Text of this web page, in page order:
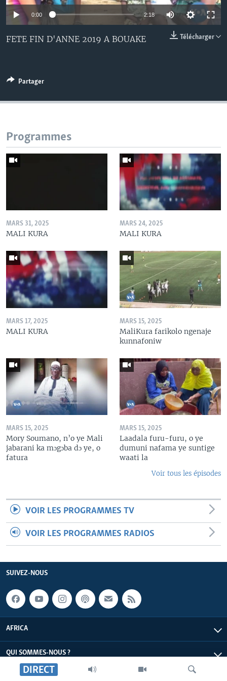
DIRECT
0:00 2:18
Télécharger
FETE FIN D'ANNE 2019 A BOUAKE
Partager
Programmes
MARS 31, 2025
MALI KURA
MARS 24, 2025
MALI KURA
MARS 17, 2025
MALI KURA
MARS 15, 2025
MaliKura farikolo ngenaje
kunnafoniw
MARS 15, 2025
Mory Soumano, n’o ye Mali
jabarani ka mɔgɔba dɔ ye, o
fatura
MARS 15, 2025
Laadala furu-furu, o ye
dumuni nafama ye suntige
waati la
Voir tous les épisodes
VOIR LES PROGRAMMES TV
VOIR LES PROGRAMMES RADIOS
SUIVEZ-NOUS
AFRICA
QUI SOMMES-NOUS ?